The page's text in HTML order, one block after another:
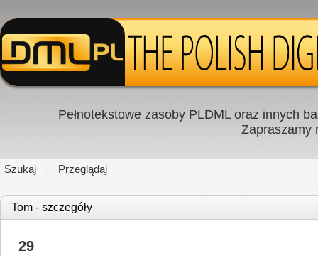
Pełnotekstowe zasoby PLDML oraz innych
Zapraszamy
Szukaj Przeglądaj
Tom - szczegóły
29